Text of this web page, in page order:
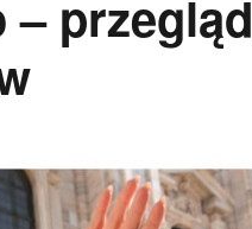
przegląd